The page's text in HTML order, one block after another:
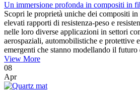
Un immersione profonda in compositi in
Scopri le proprietà uniche dei compositi
elevati rapporti di resistenza-peso e
nelle loro diverse applicazioni in settori
aerospaziali, automobilistiche e protettive
emergenti che stanno modellando il
View More
08
Apr